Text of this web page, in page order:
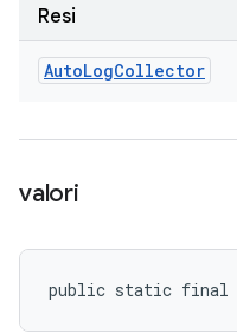
Resi
AutoLogCollector
valori
public static final